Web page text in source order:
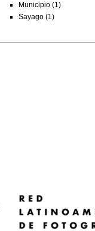
Municipio (1)
Sayago (1)